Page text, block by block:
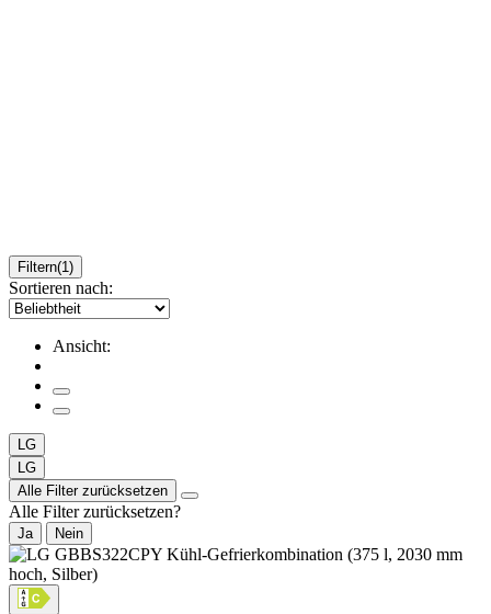
Filtern(1)
Sortieren nach:
Ansicht:
LG
LG
Alle Filter zurücksetzen
Alle Filter zurücksetzen?
Ja Nein